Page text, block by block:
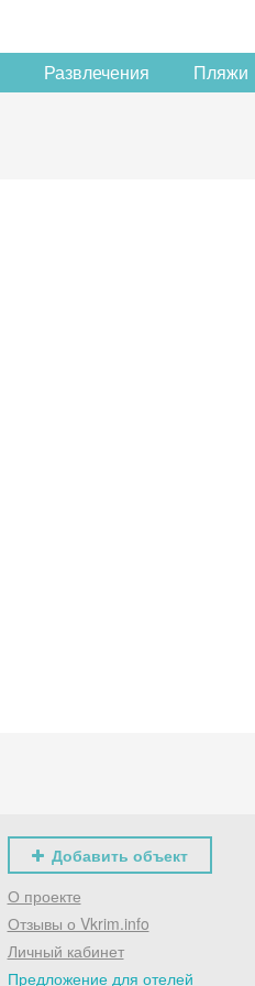
Развлечения Пляжи
Добавить объект
О проекте
Отзывы о Vkrim.info
Личный кабинет
Предложение для отелей